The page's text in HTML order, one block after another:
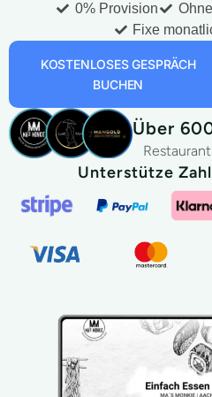
0% Provision
Fixe
KOSTENLOSES GESPRÄCH
BUCHEN
Über
Unterstütze